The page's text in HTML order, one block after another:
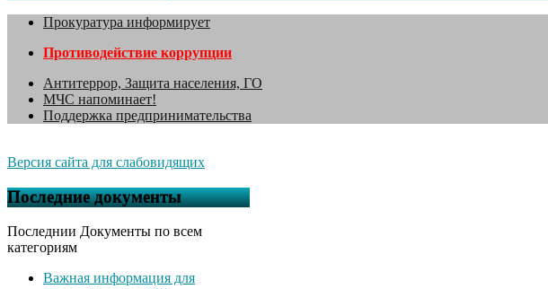
Прокуратура информирует
Противодействие коррупции
Антитеррор, Защита населения, ГО
МЧС напоминает!
Поддержка предпринимательства
Версия сайта для слабовидящих
Последние документы
Последнии Документы по всем
категориям
Важная информация для